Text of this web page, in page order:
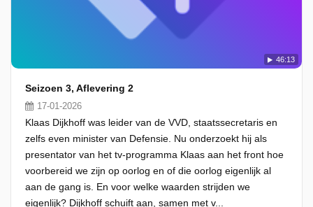
46:13
Seizoen 3, Aflevering 2
17-01-2026
Klaas Dijkhoff was leider van de VVD, staatssecretaris en
zelfs even minister van Defensie. Nu onderzoekt hij als
presentator van het tv-programma Klaas aan het front hoe
voorbereid we zijn op oorlog en of die oorlog eigenlijk al
aan de gang is. En voor welke waarden strijden we
eigenlijk? Dijkhoff schuift aan, samen met v...